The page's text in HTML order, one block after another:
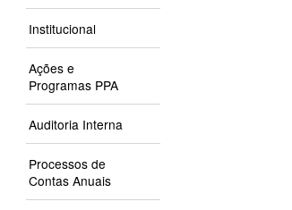
Institucional
Ações e
Programas PPA
Auditoria Interna
Processos de
Contas Anuais